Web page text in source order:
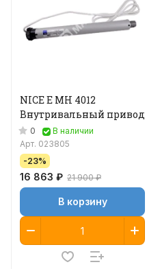
NICE E MH 4012
Внутривальный привод
0
В наличии
Арт. 023805
-23%
16 863 ₽ 21 900 ₽
В корзину